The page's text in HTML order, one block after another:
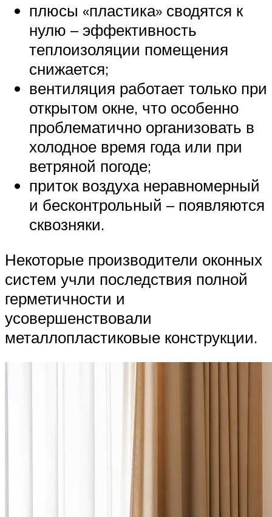
плюсы «пластика» сводятся к
нулю – эффективность
теплоизоляции помещения
снижается;
вентиляция работает только при
открытом окне, что особенно
проблематично организовать в
холодное время года или при
ветряной погоде;
приток воздуха неравномерный
и бесконтрольный – появляются
сквозняки.
Некоторые производители оконных
систем учли последствия полной
герметичности и
усовершенствовали
металлопластиковые конструкции.